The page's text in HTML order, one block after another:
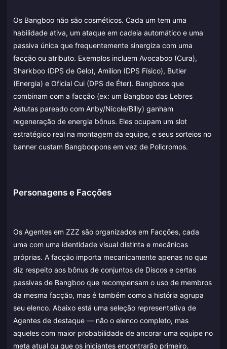
Os Bangboo não são cosméticos. Cada um tem uma
habilidade ativa, um ataque em cadeia automático e uma
passiva única que frequentemente sinergiza com uma
facção ou atributo. Exemplos incluem Avocaboo (Cura),
Sharkboo (DPS de Gelo), Amilion (DPS Físico), Butler
(Energia) e Oficial Cui (DPS de Éter). Bangboos que
combinam com a facção (ex: um Bangboo das Lebres
Astutas pareado com Anby/Nicole/Billy) ganham
regeneração de energia bônus. Eles ocupam um slot
estratégico real na montagem da equipe, e seus sorteios no
banner custam Bangboopons em vez de Policromos.
Personagens e Facções
Os Agentes em ZZZ são organizados em Facções, cada
uma com uma identidade visual distinta e mecânicas
próprias. A facção importa mecanicamente apenas no que
diz respeito aos bônus de conjuntos de Discos e certas
passivas de Bangboo que recompensam o uso de membros
da mesma facção, mas é também como a história agrupa
seu elenco. Abaixo está uma seleção representativa de
Agentes de destaque — não o elenco completo, mas
aqueles com maior probabilidade de ancorar uma equipe no
meta atual ou que os iniciantes encontrarão primeiro.